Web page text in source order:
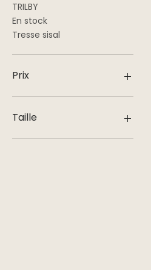
TRILBY
En stock
Tresse sisal
Prix
0 €
Taille
57